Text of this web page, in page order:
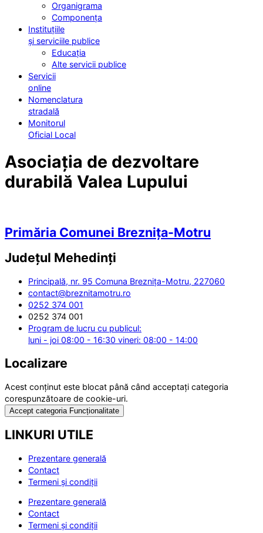
Organigrama
Componența
Instituțiile
și serviciile publice
Educația
Alte servicii publice
Servicii
online
Nomenclatura
stradală
Monitorul
Oficial Local
Asociația de dezvoltare
durabilă Valea Lupului
Primăria Comunei Breznița-Motru
Județul Mehedinți
Principală, nr. 95 Comuna Breznița-Motru, 227060
contact@breznitamotru.ro
0252 374 001
0252 374 001
Program de lucru cu publicul:
luni - joi 08:00 - 16:30 vineri: 08:00 - 14:00
Localizare
Acest conținut este blocat până când acceptați categoria
corespunzătoare de cookie-uri.
Accept categoria Funcționalitate
LINKURI UTILE
Prezentare generală
Contact
Termeni și condiții
Prezentare generală
Contact
Termeni și condiții